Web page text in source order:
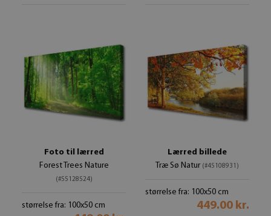
Foto til lærred
Forest Trees Nature
(#55128524)
størrelse fra: 100x50 cm
Lærred billede
Træ Sø Natur (#45108931)
størrelse fra: 100x50 cm
449.00 kr.